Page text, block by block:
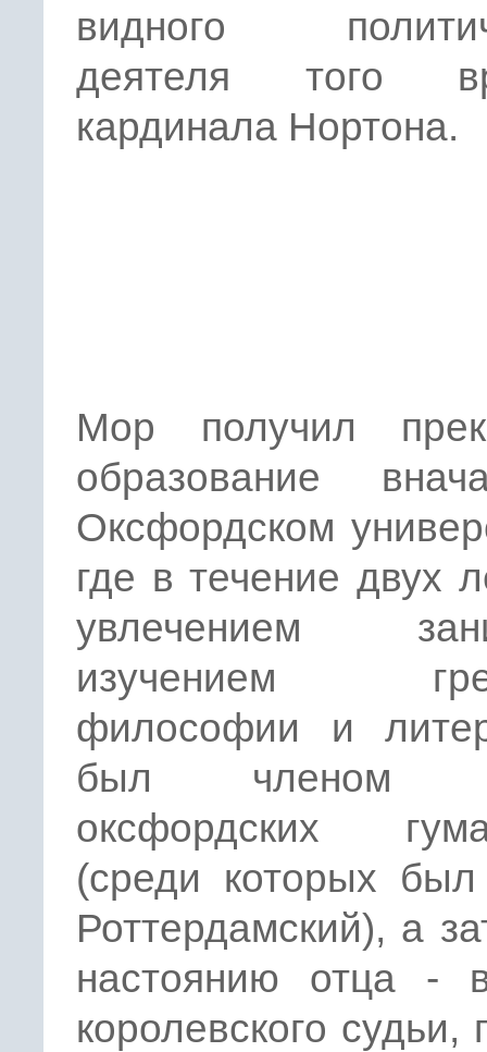
видного
деятеля того
кардинала Нортона.
Мор получил
образование
Оксфордском
где в течение двух
увлечением
изуче­нием
философии и
был членом
оксфорд­ских
(среди которых
Роттердамский), а
настоянию отца -
королевского